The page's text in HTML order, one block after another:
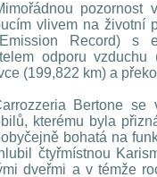
pozornost
vlivem na životní
Record) s
odporu
(199,822 km) a
Bertone se v
kterému byla
bohatá na
čtyřmístnou
dveřmi a v témže